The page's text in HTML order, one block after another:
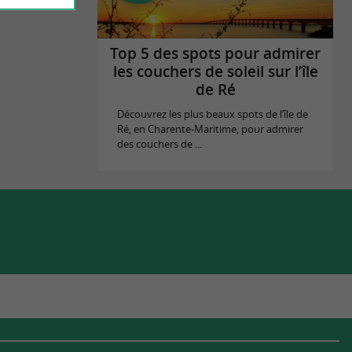
Top 5 des spots pour admirer
les couchers de soleil sur l’île
de Ré
Découvrez les plus beaux spots de l’île de
Ré, en Charente-Maritime, pour admirer
des couchers de ...